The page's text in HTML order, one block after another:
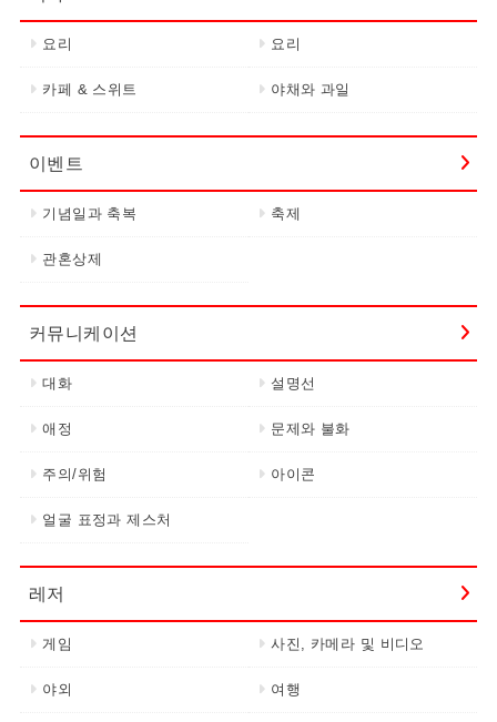
요리 요리
카페 & 스위트 야채와 과일
이벤트
기념일과 축복 축제
관혼상제
커뮤니케이션
대화 설명선
애정 문제와 불화
주의/위험 아이콘
얼굴 표정과 제스처
레저
게임 사진, 카메라 및 비디오
야외 여행